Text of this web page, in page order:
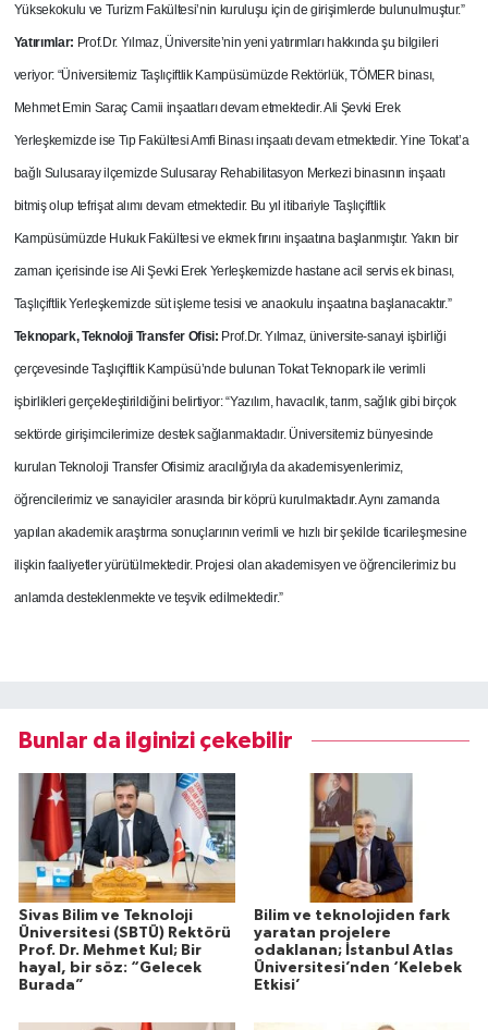
Yüksekokulu ve Turizm Fakültesi’nin kuruluşu için de girişimlerde bulunulmuştur.”
Yatırımlar: Prof.Dr. Yılmaz, Üniversite’nin yeni yatırımları hakkında şu bilgileri
veriyor: “Üniversitemiz Taşlıçiftlik Kampüsümüzde Rektörlük, TÖMER binası,
Mehmet Emin Saraç Camii inşaatları devam etmektedir. Ali Şevki Erek
Yerleşkemizde ise Tıp Fakültesi Amfi Binası inşaatı devam etmektedir. Yine Tokat’a
bağlı Sulusaray ilçemizde Sulusaray Rehabilitasyon Merkezi binasının inşaatı
bitmiş olup tefrişat alımı devam etmektedir. Bu yıl itibariyle Taşlıçiftlik
Kampüsümüzde Hukuk Fakültesi ve ekmek fırını inşaatına başlanmıştır. Yakın bir
zaman içerisinde ise Ali Şevki Erek Yerleşkemizde hastane acil servis ek binası,
Taşlıçiftlik Yerleşkemizde süt işleme tesisi ve anaokulu inşaatına başlanacaktır.”
Teknopark, Teknoloji Transfer Ofisi: Prof.Dr. Yılmaz, üniversite-sanayi işbirliği
çerçevesinde Taşlıçiftlik Kampüsü’nde bulunan Tokat Teknopark ile verimli
işbirlikleri gerçekleştirildiğini belirtiyor: “Yazılım, havacılık, tarım, sağlık gibi birçok
sektörde girişimcilerimize destek sağlanmaktadır. Üniversitemiz bünyesinde
kurulan Teknoloji Transfer Ofisimiz aracılığıyla da akademisyenlerimiz,
öğrencilerimiz ve sanayiciler arasında bir köprü kurulmaktadır. Aynı zamanda
yapılan akademik araştırma sonuçlarının verimli ve hızlı bir şekilde ticarileşmesine
ilişkin faaliyetler yürütülmektedir. Projesi olan akademisyen ve öğrencilerimiz bu
anlamda desteklenmekte ve teşvik edilmektedir.”
Bunlar da ilginizi çekebilir
Sivas Bilim ve Teknoloji
Üniversitesi (SBTÜ) Rektörü
Prof. Dr. Mehmet Kul; Bir
hayal, bir söz: “Gelecek
Burada”
Bilim ve teknolojiden fark
yaratan projelere
odaklanan; İstanbul Atlas
Üniversitesi’nden ‘Kelebek
Etkisi’